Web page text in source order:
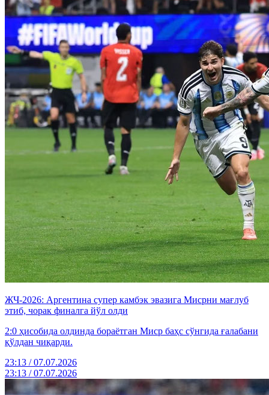
ЖЧ-2026: Аргентина супер камбэк эвазига Мисрни мағлуб
этиб, чорак финалга йўл олди
2:0 ҳисобида олдинда бораётган Миср баҳс сўнгида ғалабани
қўлдан чиқарди.
23:13 / 07.07.2026
23:13 / 07.07.2026